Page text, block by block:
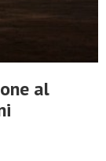
al